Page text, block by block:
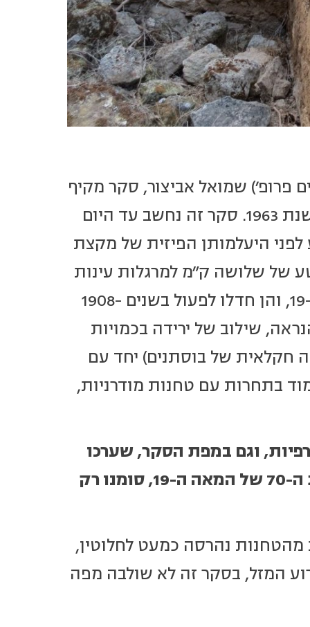
ישראל (לימים פרופ') שמואל אביצור, סקר מקיף
של מתקני כוח המים בארץ ישראל המערבית, שפורסם בשנת 1963. סקר זה נחשב עד היום
היעלמותן הפיזית של מקצת
של שלושה ק"מ למרגלות עינות
ציפורי. ראשיתן של טחנות אלו כנראה בתחילת המאה ה-19, והן חדלו לפעול בשנים 1908-
שילוב של ירידה בכמויות
חקלאית של בוסתנים) יחד עם
בתחרות עם טחנות מודרניות,
וגם במפת הסקר, שערכו
) בשנות ה-70 של המאה ה-19, סומנו רק
מהטחנות נהרסה כמעט לחלוטין,
המזל, בסקר זה לא שולבה מפה